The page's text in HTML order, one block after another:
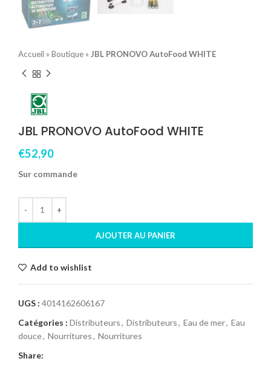
Accueil » Boutique » JBL PRONOVO AutoFood WHITE
JBL PRONOVO AutoFood WHITE
€52,90
Sur commande
AJOUTER AU PANIER
Add to wishlist
UGS : 4014162606167
Catégories : Distributeurs, Distributeurs, Eau de mer, Eau
douce, Nourritures, Nourritures
Share: